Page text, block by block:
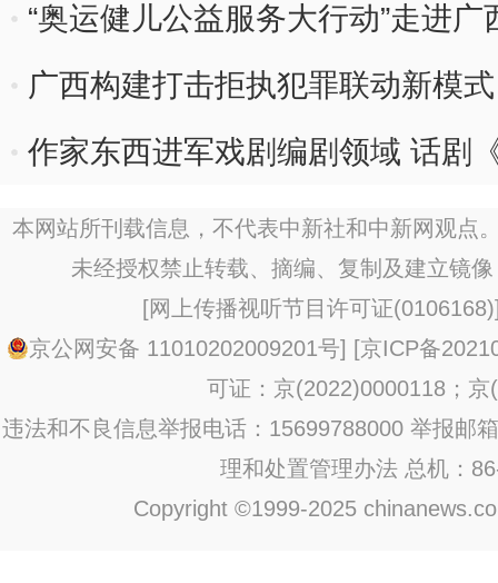
“奥运健儿公益服务大行动”走进广
广西构建打击拒执犯罪联动新模
作家东西进军戏剧编剧领域 话剧
本网站所刊载信息，不代表中新社和中新网观点
未经授权禁止转载、摘编、复制及建立镜
[网上传播视听节目许可证(0106168)
京公网安备 11010202009201号] [京ICP备
可证：京(2022)0000118；京
违法和不良信息举报电话：15699788000 举报邮
理和处置管理办法 总机：
Copyright ©1999-2025